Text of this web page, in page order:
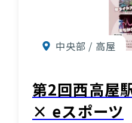
中央部 / 高屋
第2回西高屋
× eスポーツ